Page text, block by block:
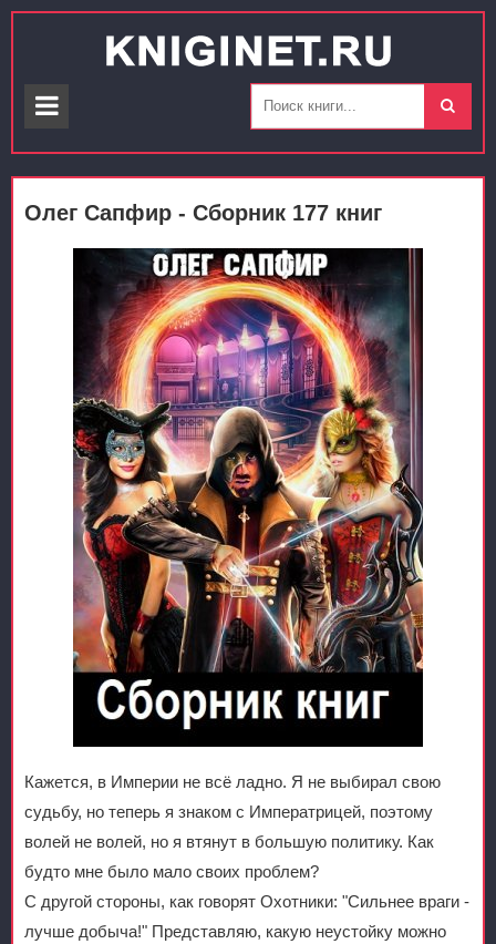
Олег Сапфир - Сборник 177 книг
Кажется, в Империи не всё ладно. Я не выбирал свою
судьбу, но теперь я знаком с Императрицей, поэтому
волей не волей, но я втянут в большую политику. Как
будто мне было мало своих проблем?
С другой стороны, как говорят Охотники: "Сильнее враги -
лучше добыча!" Представляю, какую неустойку можно